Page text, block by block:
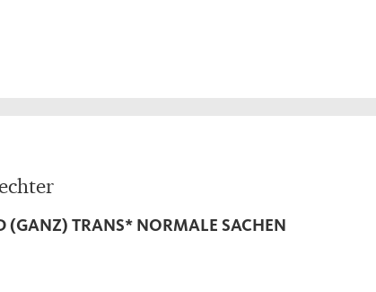
(GANZ) TRANS* NORMALE SACHEN